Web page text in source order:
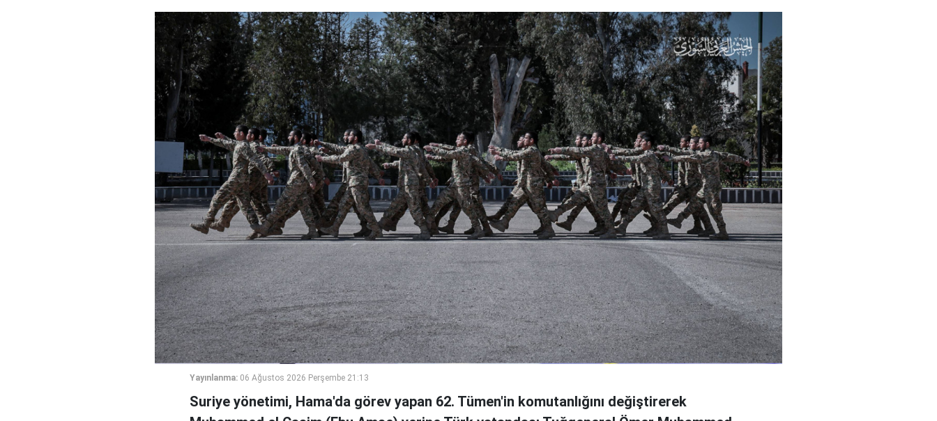
Yayınlanma: 06 Ağustos 2026 Perşembe 21:13
Suriye yönetimi, Hama'da görev yapan 62. Tümen'in komutanlığını değiştirerek